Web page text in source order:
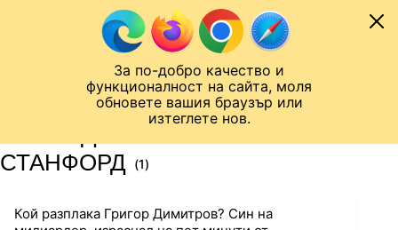
За по-добро качество и
функционалност на сайта, моля
обновете вашия браузър или
изтеглете нов.
Към съдържанието
Лига на Конференциите
СТАНФОРД (1)
Кой разплака Григор Димитров? Син на